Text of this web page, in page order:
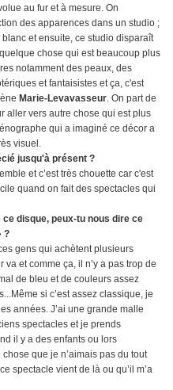
au fur et à mesure. On
des apparences dans un studio ;
et ensuite, ce studio disparaît
chose qui est beaucoup plus
notamment des peaux, des
et fantaisistes et ça, c'est
Marie-Levavasseur. On part de
aller vers autre chose qui est plus
qui a imaginé ce décor a
visuel.
jusqu'à présent ?
et c’est très chouette car c'est
quand on fait des spectacles qui
disque, peux-tu nous dire ce
?
gens qui achètent plusieurs
et comme ça, il n’y a pas trop de
de bleu et de couleurs assez
si c’est assez classique, je
années. J’ai une grande malle
spectacles et je prends
il y a des enfants ou lors
que je n’aimais pas du tout
spectacle vient de là ou qu’il m’a